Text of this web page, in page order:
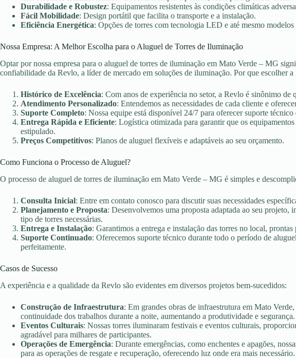
Durabilidade e Robustez: Equipamentos resistentes às condições climáticas
Fácil Mobilidade: Design portátil que facilita o transporte e a instalação.
Eficiência Energética: Opções de torres com tecnologia LED e até mesmo
Nossa Empresa: A Melhor Escolha para o Aluguel de Torres de Iluminação
Optar por nossa empresa para o aluguel de torres de iluminação em Mato Verde – MG
confiabilidade da Revlo, a líder de mercado em soluções de iluminação. Por que escolher a
Histórico de Excelência: Com anos de experiência no setor, a Revlo é sinônimo de
Atendimento Personalizado: Entendemos as necessidades de cada cliente e
Suporte Completo: Nossa equipe está disponível 24/7 para oferecer suporte
Entrega Rápida e Eficiente: Logística otimizada para garantir que os
estipulado.
Preços Competitivos: Planos de aluguel flexíveis e adaptáveis ao seu orçamento.
Como Funciona o Processo de Aluguel?
O processo de aluguel de torres de iluminação em Mato Verde – MG é simples e
Consulta Inicial: Entre em contato conosco para discutir suas necessidades
Planejamento e Proposta: Desenvolvemos uma proposta adaptada ao seu projeto,
tipo de torres necessárias.
Entrega e Instalação: Garantimos a entrega e instalação das torres no local, prontas
Suporte Continuado: Oferecemos suporte técnico durante todo o período de
perfeitamente.
Casos de Sucesso
A experiência e a qualidade da Revlo são evidentes em diversos projetos bem-sucedidos:
Construção de Infraestrutura: Em grandes obras de infraestrutura em Mato
continuidade dos trabalhos durante a noite, aumentando a produtividade e segurança.
Eventos Culturais: Nossas torres iluminaram festivais e eventos culturais,
agradável para milhares de participantes.
Operações de Emergência: Durante emergências, como enchentes e apagões,
para as operações de resgate e recuperação, oferecendo luz onde era mais necessário.